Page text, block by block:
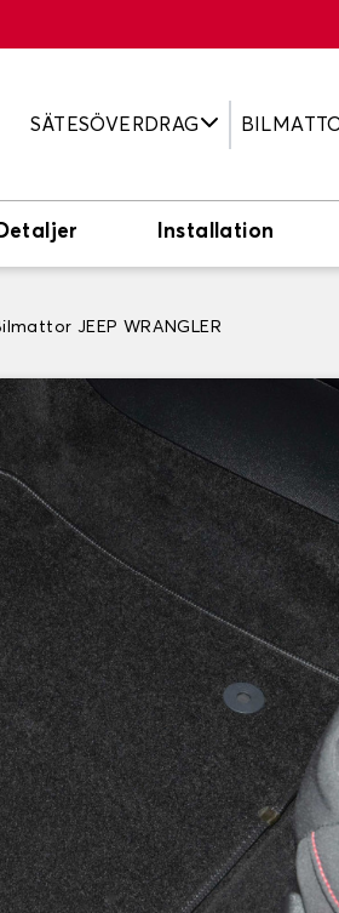
SÄTESÖVERDRAG
Detaljer Installation
JEEP WRANGLER